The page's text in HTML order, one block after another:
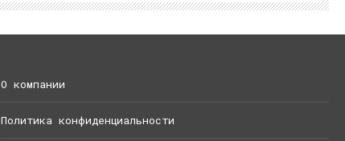
О компании
Политика конфиденциальности